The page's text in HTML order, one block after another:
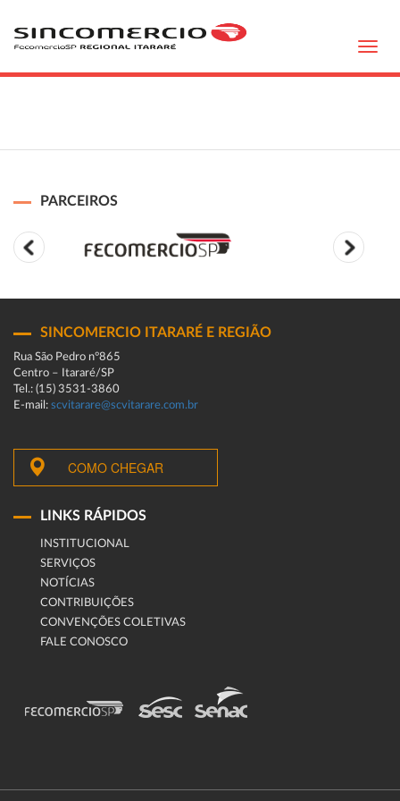
PARCEIROS
SINCOMERCIO ITARARÉ E REGIÃO
Rua São Pedro n°865
Centro – Itararé/SP
Tel.: (15) 3531-3860
E-mail: scvitarare@scvitarare.com.br
COMO CHEGAR
LINKS RÁPIDOS
INSTITUCIONAL
SERVIÇOS
NOTÍCIAS
CONTRIBUIÇÕES
CONVENÇÕES COLETIVAS
FALE CONOSCO